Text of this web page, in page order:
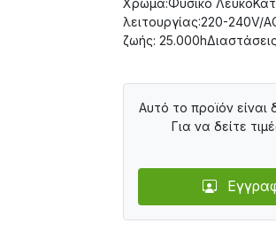
λειτουργίας:220-240V/
ζωής:
Αυτό το προϊόν είναι
Για να δείτε